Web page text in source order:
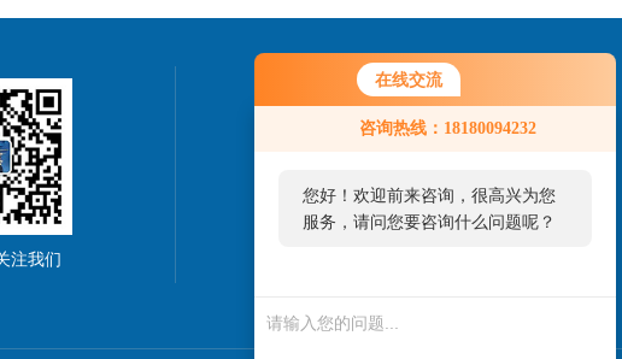
在线交流
咨询热线：18180094232
您好！欢迎前来咨询，很高兴为您
服务，请问您要咨询什么问题呢？
注我们
联系我们